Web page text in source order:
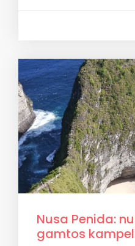
Nusa Penida:
gamtos